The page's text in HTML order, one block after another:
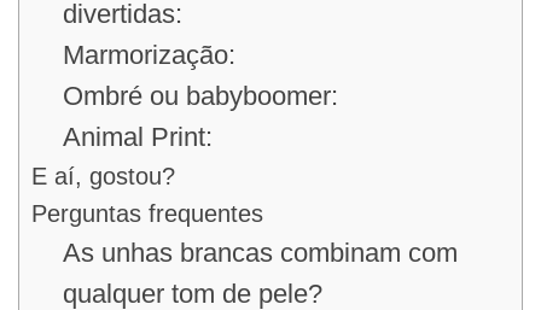
divertidas:
Marmorização:
Ombré ou babyboomer:
Animal Print:
E aí, gostou?
Perguntas frequentes
As unhas brancas combinam com
qualquer tom de pele?